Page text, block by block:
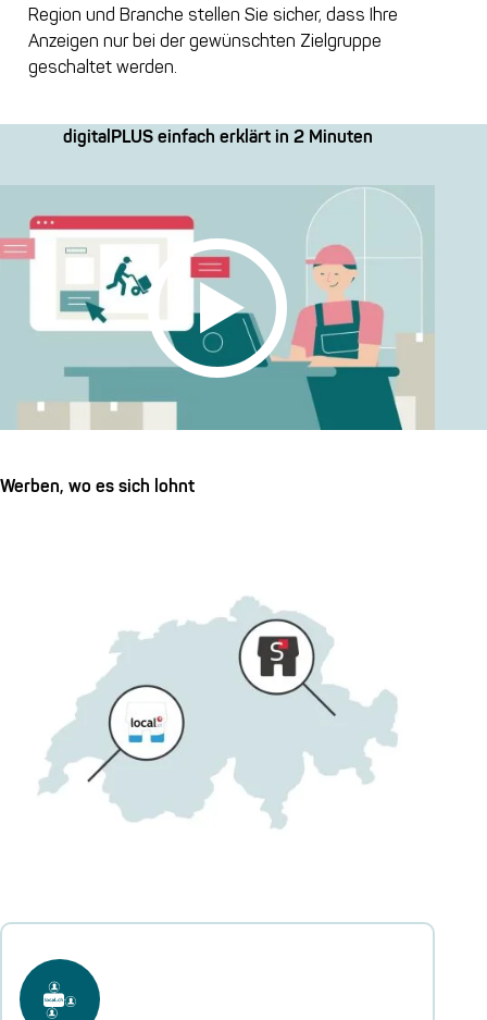
Region und Branche stellen Sie sicher, dass Ihre
Anzeigen nur bei der gewünschten Zielgruppe
geschaltet werden.
digitalPLUS einfach erklärt in 2 Minuten
Werben, wo es sich lohnt